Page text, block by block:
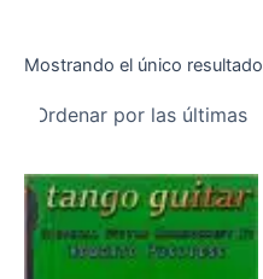
Mostrando el único resultado